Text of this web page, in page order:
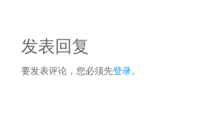
发表回复
要发表评论，您必须先登录。